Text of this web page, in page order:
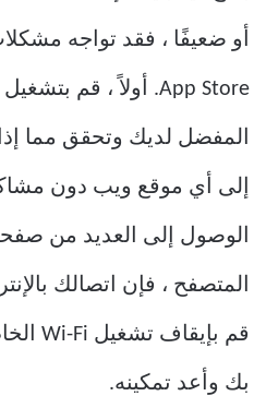
المفضل لديك وتحقق مما
إلى أي موقع ويب دون
الوصول إلى العديد من
المتصفح ، فإن اتصالك
بك وأعد تمكينه.